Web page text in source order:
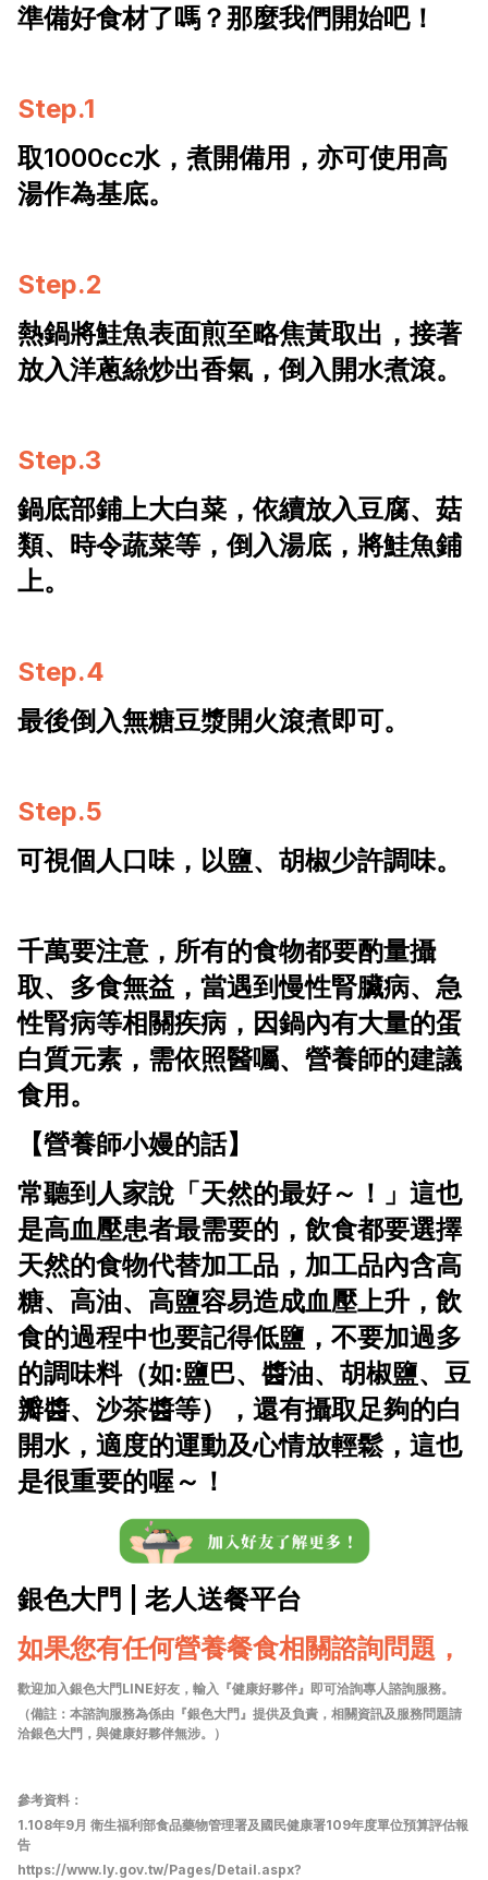
準備好食材了嗎？那麼我們開始吧！
Step.1
取1000cc水，煮開備用，亦可使用高
湯作為基底。
Step.2
熱鍋將鮭魚表面煎至略焦黃取出，接著
放入洋蔥絲炒出香氣，倒入開水煮滾。
Step.3
鍋底部鋪上大白菜，依續放入豆腐、菇
類、時令蔬菜等，倒入湯底，將鮭魚鋪
上。
Step.4
最後倒入無糖豆漿開火滾煮即可。
Step.5
可視個人口味，以鹽、胡椒少許調味。
千萬要注意，所有的食物都要酌量攝
取、多食無益，當遇到慢性腎臟病、急
性腎病等相關疾病，因鍋內有大量的蛋
白質元素，需依照醫囑、營養師的建議
食用。
【營養師小嫚的話】
常聽到人家說「天然的最好～！」這也
是高血壓患者最需要的，飲食都要選擇
天然的食物代替加工品，加工品內含高
糖、高油、高鹽容易造成血壓上升，飲
食的過程中也要記得低鹽，不要加過多
的調味料（如:鹽巴、醬油、胡椒鹽、豆
瓣醬、沙茶醬等），還有攝取足夠的白
開水，適度的運動及心情放輕鬆，這也
是很重要的喔～！
銀色大門 | 老人送餐平台
如果您有任何營養餐食相關諮詢問題，
歡迎加入銀色大門LINE好友，輸入『健康好夥伴』即可洽詢專人諮詢服務。
（備註：本諮詢服務為係由『銀色大門』提供及負責，相關資訊及服務問題請
洽銀色大門，與健康好夥伴無涉。）
參考資料：
1.108年9月 衛生福利部食品藥物管理署及國民健康署109年度單位預算評估報
告
https://www.ly.gov.tw/Pages/Detail.aspx?